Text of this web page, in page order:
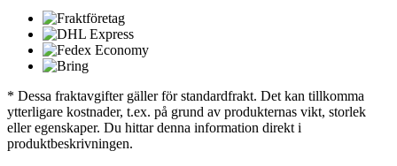
* Dessa fraktavgifter gäller för standardfrakt. Det kan tillkomma
ytterligare kostnader, t.ex. på grund av produkternas vikt, storlek
eller egenskaper. Du hittar denna information direkt i
produktbeskrivningen.